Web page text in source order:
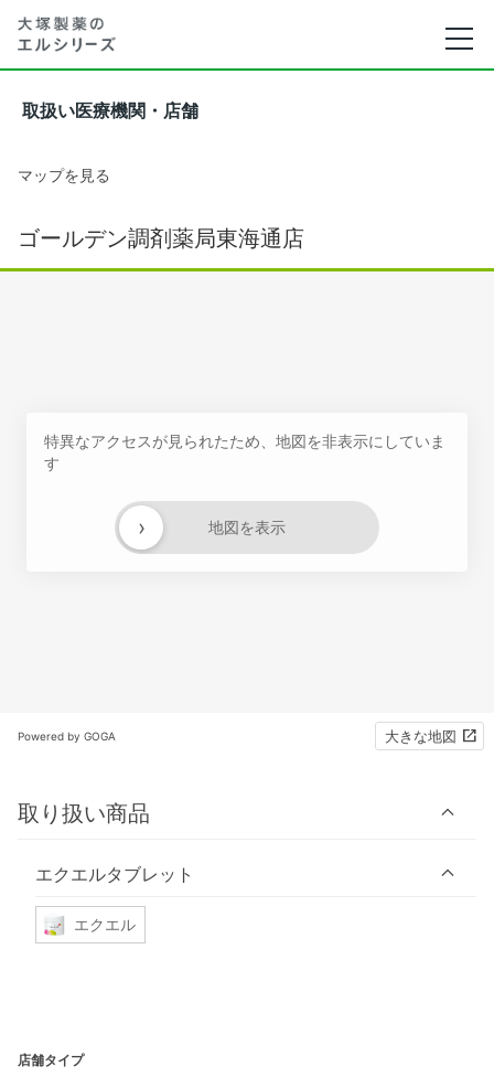
取扱い医療機関・店舗
マップを見る
ゴールデン調剤薬局東海通店
特異なアクセスが見られたため、地図を非表示にしていま
す
地図を表示
›
Powered by GOGA 大きな地図
取り扱い商品
エクエルタブレット
エクエル
店舗タイプ